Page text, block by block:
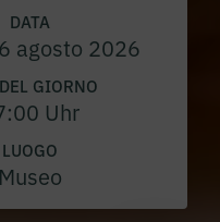
DATA
agosto 2026
GIORNO
Uhr
LUOGO
Museo